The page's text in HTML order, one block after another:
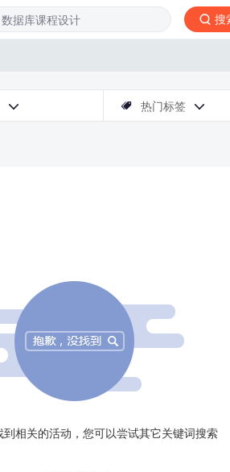
搜
  热门标签 
到相关的活动，您可以尝试其它关键词搜索